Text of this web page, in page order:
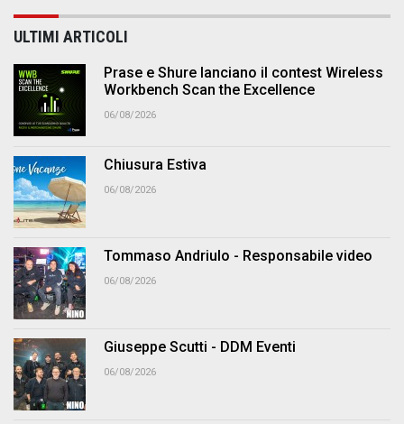
ULTIMI ARTICOLI
Prase e Shure lanciano il contest Wireless
Workbench Scan the Excellence
06/08/2026
Chiusura Estiva
06/08/2026
Tommaso Andriulo - Responsabile video
06/08/2026
Giuseppe Scutti - DDM Eventi
06/08/2026